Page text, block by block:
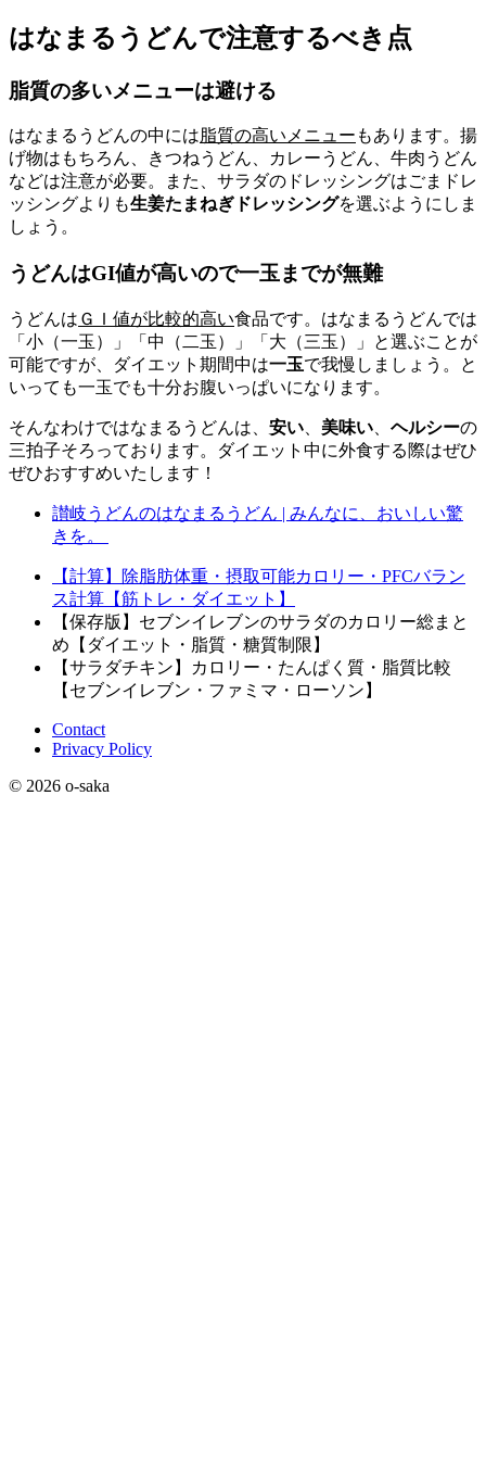
はなまるうどんで注意するべき点
脂質の多いメニューは避ける
はなまるうどんの中には 脂質の高いメニュー もあります。揚
げ物はもちろん、きつねうどん、カレーうどん、牛肉うどん
などは注意が必要。また、サラダのドレッシングはごまドレ
ッシングよりも生姜たまねぎドレッシングを選ぶようにしま
しょう。
うどんはGI値が高いので一玉までが無難
うどんは ＧＩ値が比較的高い食品です。はなまるうどんでは
「小（一玉）」「中（二玉）」「大（三玉）」と選ぶことが
可能ですが、ダイエット期間中は一玉で我慢しましょう。と
いっても一玉でも十分お腹いっぱいになります。
そんなわけではなまるうどんは、 安い 美味い ヘルシーの
三拍子そろっております。ダイエット中に外食する際はぜひ
ぜひおすすめいたします！
讃岐うどんのはなまるうどん | みんなに、おいしい驚
きを。
【計算】除脂肪体重・摂取可能カロリー・PFCバラン
ス計算【筋トレ・ダイエット】
【保存版】セブンイレブンのサラダのカロリー総まと
め【ダイエット・脂質・糖質制限】
【サラダチキン】カロリー・たんぱく質・脂質比較
【セブンイレブン・ファミマ・ローソン】
Contact
Privacy Policy
© 2026 o-saka